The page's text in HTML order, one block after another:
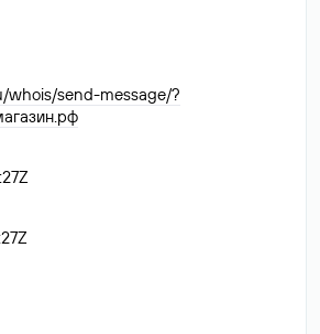
whois/send-message/?